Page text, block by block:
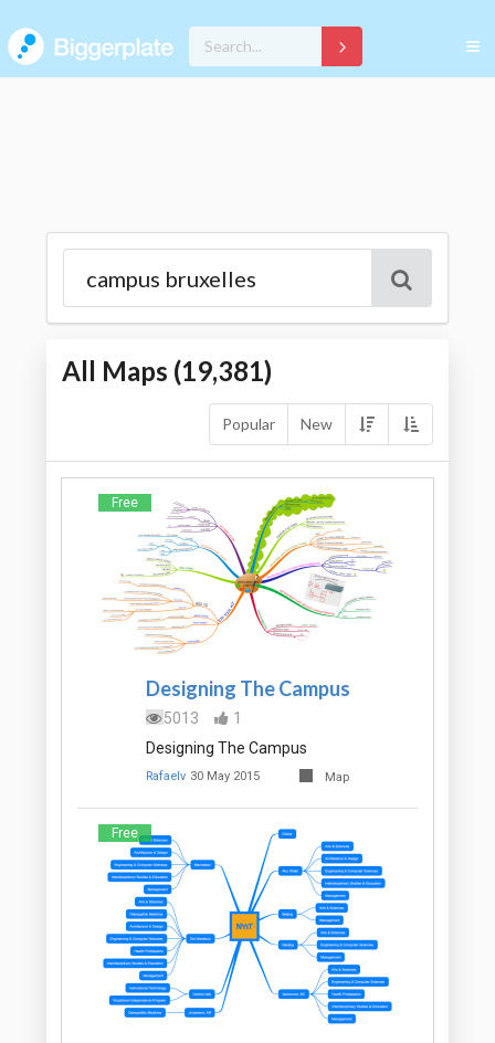
All Maps (19,381)
Popular New
Free
Designing The Campus
5013
1
Designing The Campus
Rafaelv 30 May 2015 Map
Free